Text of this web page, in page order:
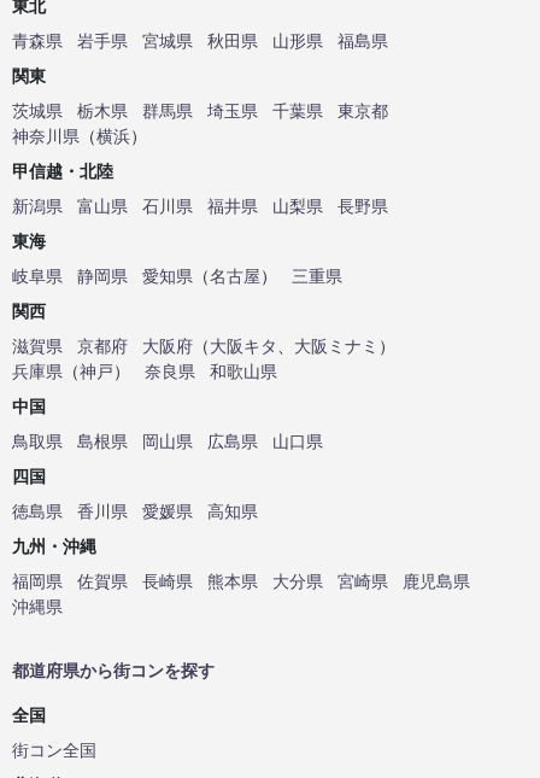
東北
青森県
岩手県 宮城県 秋田県 山形県
福島県
関東
茨城県
栃木県 群馬県 埼玉県 千葉県
東京都
神奈川県 （横浜）
甲信越・北陸
新潟県
富山県 石川県 福井県 山梨県
長野県
東海
岐阜県
静岡県 愛知県 （名古屋）
三重県
関西
滋賀県
京都府 大阪府 （大阪キタ 大阪ミナミ ）
兵庫県 （神戸） 奈良県
和歌山県
中国
鳥取県
島根県 岡山県 広島県
山口県
四国
徳島県
香川県 愛媛県
高知県
九州・沖縄
福岡県
佐賀県 長崎県 熊本県 大分県 宮崎県
鹿児島県
沖縄県
都道府県から街コンを探す
全国
街コン全国